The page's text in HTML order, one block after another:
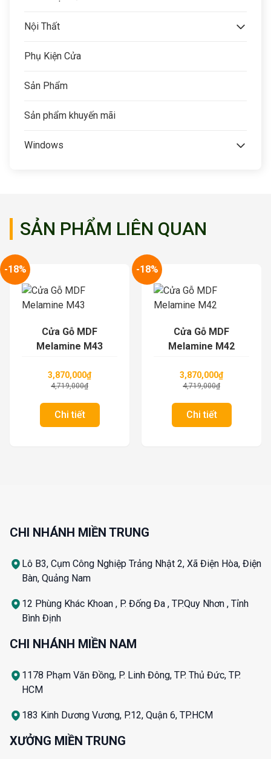
Nội Thất
Phụ Kiện Cửa
Sản Phẩm
Sản phẩm khuyến mãi
Windows
SẢN PHẨM LIÊN QUAN
-18%
Cửa Gỗ MDF
Melamine M43
3,870,000₫
4,719,000₫
Chi tiết
-18%
Cửa Gỗ MDF
Melamine M42
3,870,000₫
4,719,000₫
Chi tiết
CHI NHÁNH MIỀN TRUNG
Lô B3, Cụm Công Nghiệp Trảng Nhật 2, Xã Điện Hòa, Điện
Bàn, Quảng Nam
12 Phùng Khác Khoan , P. Đống Đa , TP.Quy Nhơn , Tỉnh
Bình Định
CHI NHÁNH MIỀN NAM
1178 Phạm Văn Đồng, P. Linh Đông, TP. Thủ Đức, TP.
HCM
183 Kinh Dương Vương, P.12, Quận 6, TP.HCM
XƯỞNG MIỀN TRUNG